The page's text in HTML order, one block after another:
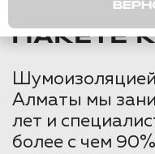
POLO 6
ПАКЕТЕ
Алматы мы
лет и
более с чем